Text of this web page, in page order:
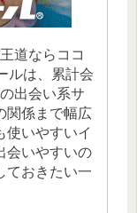
道ならココ
ルは、累計会
出会い系サ
関係まで幅広
使いやすいイ
会いやすいの
ておきたい一